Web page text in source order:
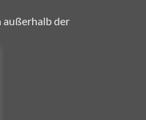
außerhalb der